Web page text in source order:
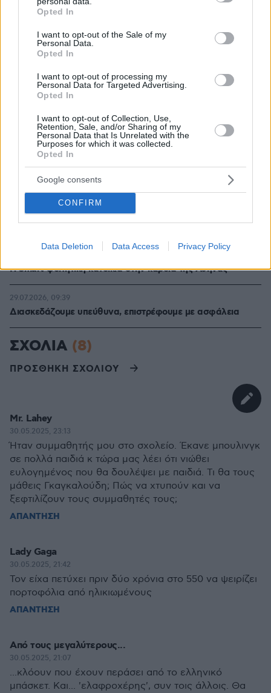
grant or deny consent to Google and its third-party tags to
use your data for below specified purposes in below Google
consent section.
Opted In
I want to opt-out of the Sale of my
Personal Data.
Opted In
I want to opt-out of processing my
Personal Data for Targeted Advertising.
Opted In
I want to opt-out of Collection, Use,
Retention, Sale, and/or Sharing of my
Personal Data that Is Unrelated with the
Purposes for which it was collected.
Opted In
Google consents
CONFIRM
Data Deletion Data Access Privacy Policy
Το DEI College παρουσιάζει τη Sophia. Την πρώτη 24/7
βοηθό AI που αλλάζει τον τρόπο με τον οποίο μαθαίνουν οι
φοιτητές
30.07.2026, 09:33
Η Smart φοιτητική κατοικία στην καρδιά της Αθήνας
Διασκεδάζουμε υπεύθυνα, επιστρέφουμε με ασφάλεια
29.07.2026, 09:39
ΣΧΟΛΙΑ (8)
ΠΡΟΣΘΗΚΗ ΣΧΟΛΙΟΥ
Mr. Lahey
30.05.2025, 23:13
Ήταν συμμαθητής μου στο σχολείο. Έκανε μπουλινγκ
σε πολλά παιδιά κ τώρα μας λέει ότι νιώθει
ευλογημένος που θα δουλέψει με παιδιά. Τι θα τους
μάθεις Γκαγκαλούδη; Πώς να χτυπούν και να
ξεφτιλίζουν τους συμμαθητές τους;
ΑΠΑΝΤΗΣΗ
Lady Gaga
30.05.2025, 21:42
Τον είχα πετύχει πριν δύο χρόνια στο 550 να ψειρίζει
πορτοφόλια από ηλικιωμένους
ΑΠΑΝΤΗΣΗ
Από τους μεγαλύτερους...
30.05.2025, 21:07
...κλόουν που έχουν περάσει από το ελληνικό
μπάσκετ. Και... 'ελαφροχέρης', συν τοις άλλοις. Θα